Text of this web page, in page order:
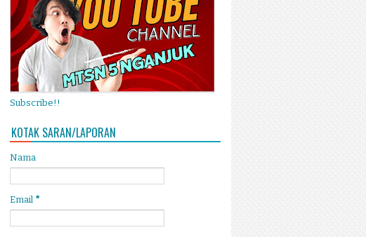
Subscribe!!
KOTAK SARAN/LAPORAN
Nama
Email *